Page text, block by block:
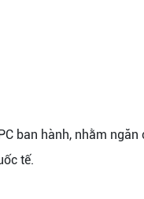
ban hành, nhằm ngăn
tế.